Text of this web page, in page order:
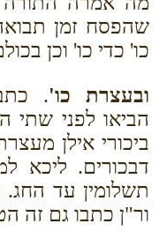
שהפסח זמן
כו' כדי כו' וכן
ובעצרת כו'.
הביאו לפני שתי
ביכורי אילן
דבכורים. ליכא
תשלומין עד
ור"ן כתבו גם זה